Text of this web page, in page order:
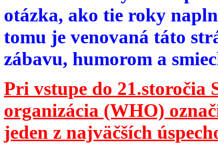
otázka, ako tie roky
tomu je venovaná táto
zábavu, humorom a
Pri vstupe do 21.storočia
organizácia (WHO)
jeden z najväčších